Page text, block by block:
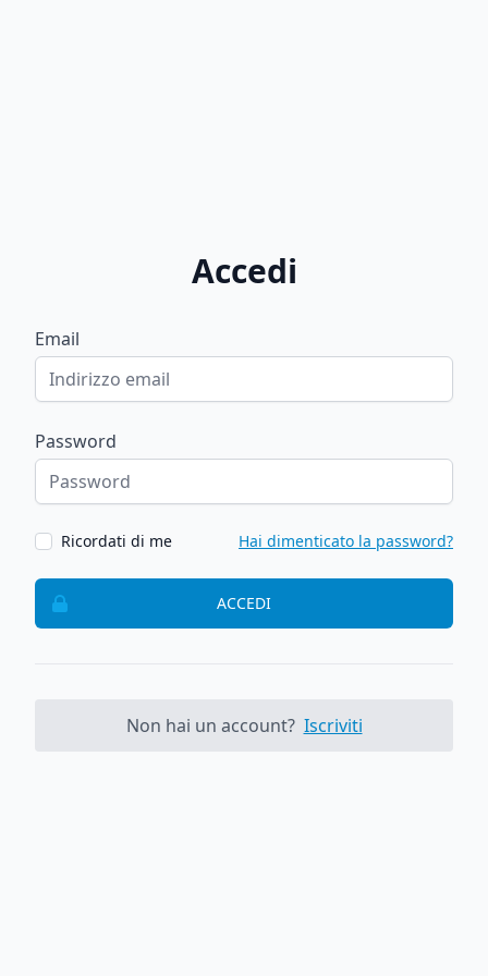
Accedi
Email
Password
Ricordati di me Hai dimenticato la password?
ACCEDI
Non hai un account? Iscriviti